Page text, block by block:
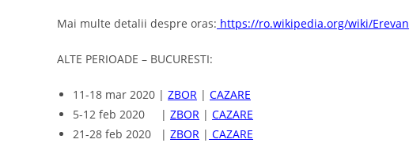
Mai multe detalii despre oras: https://ro.wikipedia.org/wiki/Erevan
ALTE PERIOADE – BUCURESTI:
11-18 mar 2020 | ZBOR | CAZARE
5-12 feb 2020 | ZBOR | CAZARE
21-28 feb 2020 | ZBOR | CAZARE